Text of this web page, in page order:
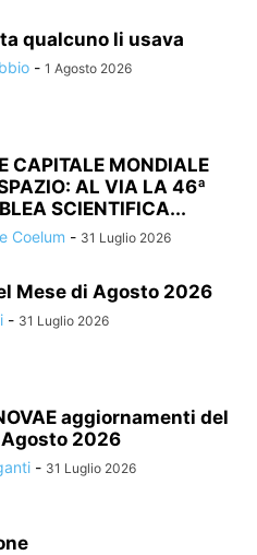
qualcuno li usava
- 1 Agosto 2026
CAPITALE MONDIALE
AL VIA LA 46ª
SCIENTIFICA...
Coelum - 31 Luglio 2026
Mese di Agosto 2026
- 31 Luglio 2026
aggiornamenti del
Agosto 2026
- 31 Luglio 2026